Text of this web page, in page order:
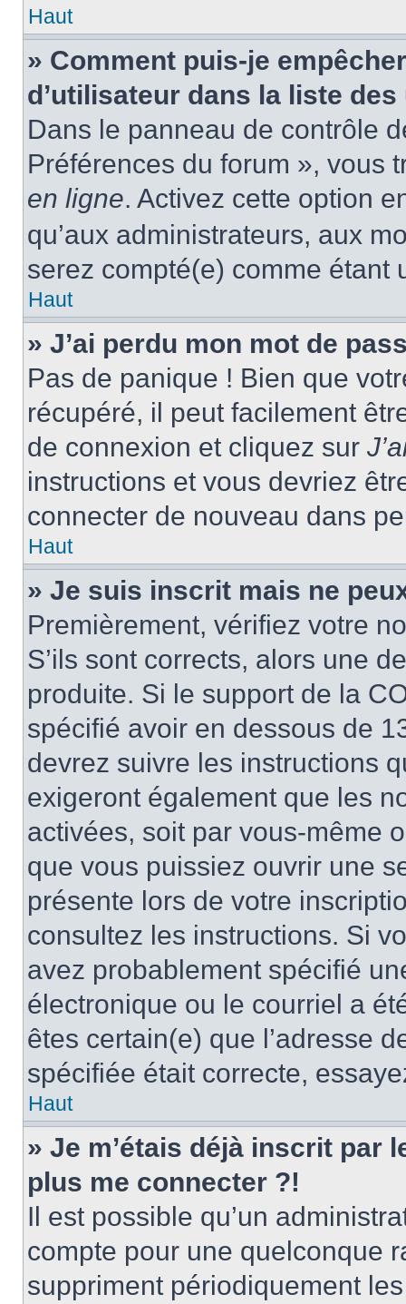
Haut
» Comment puis-je
d’utilisateur dans la liste
Dans le panneau de contrôle
Préférences du forum », vous
en ligne. Activez cette option
qu’aux administrateurs, aux
serez compté(e) comme étant
Haut
» J’ai perdu mon mot de
Pas de panique ! Bien que
récupéré, il peut facilement
de connexion et cliquez sur
instructions et vous devriez
connecter de nouveau dans
Haut
» Je suis inscrit mais ne
Premièrement, vérifiez votre
S’ils sont corrects, alors une
produite. Si le support de la
spécifié avoir en dessous de
devrez suivre les instructions
exigeront également que les
activées, soit par vous-même
que vous puissiez ouvrir une
présente lors de votre
consultez les instructions. Si
avez probablement spécifié
électronique ou le courriel a
êtes certain(e) que l’adresse
spécifiée était correcte,
Haut
» Je m’étais déjà inscrit par
plus me connecter ?!
Il est possible qu’un
compte pour une quelconque
suppriment périodiquement